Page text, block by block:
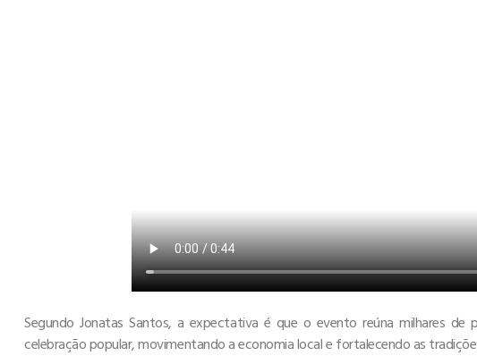
Segundo Jonatas Santos, a expectativa é que o evento reúna milhares
celebração popular, movimentando a economia local e fortalecendo as